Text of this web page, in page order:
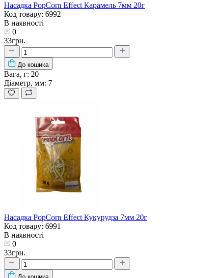
Насадка PopCorn Effect Карамель 7мм 20г
Код товару: 6992
В наявності
0
33грн.
До кошика
Вага, г: 20
Діаметр, мм: 7
Насадка PopCorn Effect Кукурудза 7мм 20г
Код товару: 6991
В наявності
0
33грн.